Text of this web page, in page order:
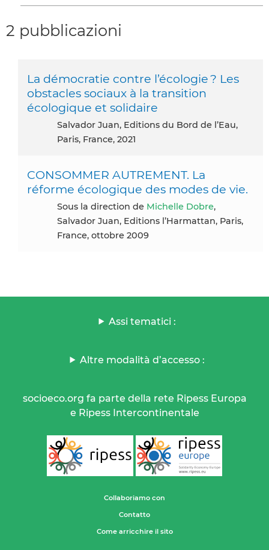
2 pubblicazioni
La démocratie contre l’écologie ? Les
obstacles sociaux à la transition
écologique et solidaire
Salvador Juan, Editions du Bord de l’Eau,
Paris, France, 2021
CONSOMMER AUTREMENT. La
réforme écologique des modes de vie.
Sous la direction de Michelle Dobre,
Salvador Juan, Editions l’Harmattan, Paris,
France, ottobre 2009
Assi tematici :
Altre modalità d’accesso :
socioeco.org fa parte della rete Ripess Europa
e Ripess Intercontinentale
Collaboriamo con
Contatto
Come arricchire il sito